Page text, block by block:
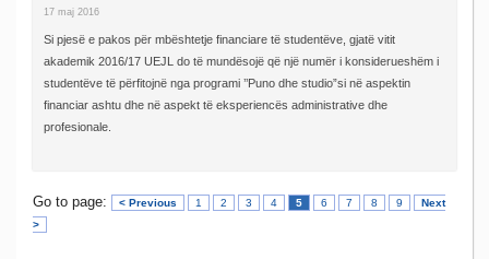
17 maj 2016
Si pjesë e pakos për mbështetje financiare të studentëve, gjatë vitit
akademik 2016/17 UEJL do të mundësojë që një numër i konsiderueshëm i
studentëve të përfitojnë nga programi ’’Puno dhe studio”si në aspektin
financiar ashtu dhe në aspekt të eksperiencës administrative dhe
profesionale.
Go to page: < Previous 1 2 3 4 5 6 7 8 9
Next
>